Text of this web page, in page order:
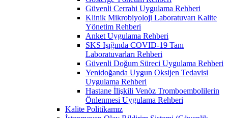
Güvenli Cerrahi Uygulama Rehberi
Klinik Mikrobiyoloji Laboratuvarı Kalite
Yönetim Rehberi
Anket Uygulama Rehberi
SKS Işığında COVID-19 Tanı
Laboratuvarları Rehberi
Güvenli Doğum Süreci Uygulama Rehberi
Yenidoğanda Uygun Oksijen Tedavisi
Uygulama Rehberi
Hastane İlişkili Venöz Tromboembolilerin
Önlenmesi Uygulama Rehberi
Kalite Politikamız